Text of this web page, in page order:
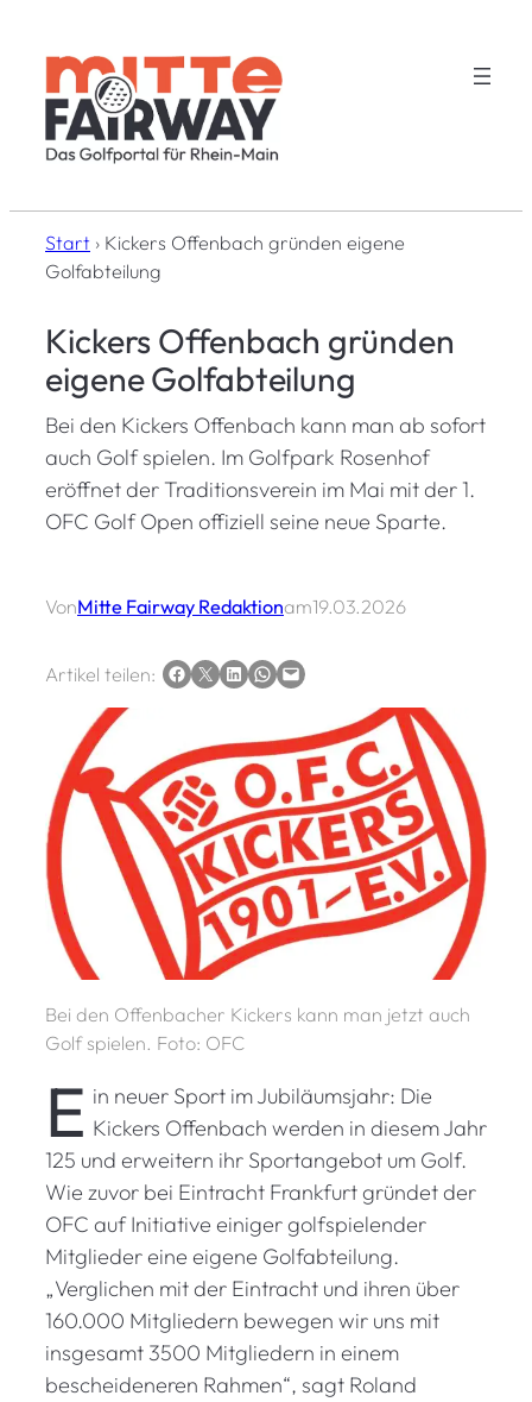
Inhalt
springen
Start › Kickers Offenbach gründen eigene
Golfabteilung
Kickers Offenbach gründen
eigene Golfabteilung
Bei den Kickers Offenbach kann man ab sofort
auch Golf spielen. Im Golfpark Rosenhof
eröffnet der Traditionsverein im Mai mit der 1.
OFC Golf Open offiziell seine neue Sparte.
VonMitte Fairway Redaktionam19.03.2026
Artikel teilen: Auf Facebook teilenAuf X teilenAuf LinkedIn teilenVia WhatsApp teilenVia E-Mail teilen
Bei den Offenbacher Kickers kann man jetzt auch
Golf spielen. Foto: OFC
E in neuer Sport im Jubiläumsjahr: Die
Kickers Offenbach werden in diesem Jahr
125 und erweitern ihr Sportangebot um Golf.
Wie zuvor bei Eintracht Frankfurt gründet der
OFC auf Initiative einiger golfspielender
Mitglieder eine eigene Golfabteilung.
„Verglichen mit der Eintracht und ihren über
160.000 Mitgliedern bewegen wir uns mit
insgesamt 3500 Mitgliedern in einem
bescheideneren Rahmen“, sagt Roland